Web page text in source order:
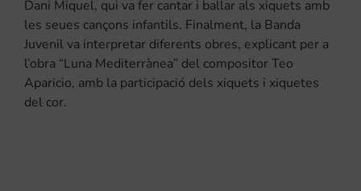
Dani Miquel, qui va fer cantar i ballar als xiquets amb
les seues cançons infantils. Finalment, la Banda
Juvenil va interpretar diferents obres, explicant per a
l’obra “Luna Mediterrànea” del compositorTeo
Aparicio, amb la participació dels xiquets i xiquetes
del cor.